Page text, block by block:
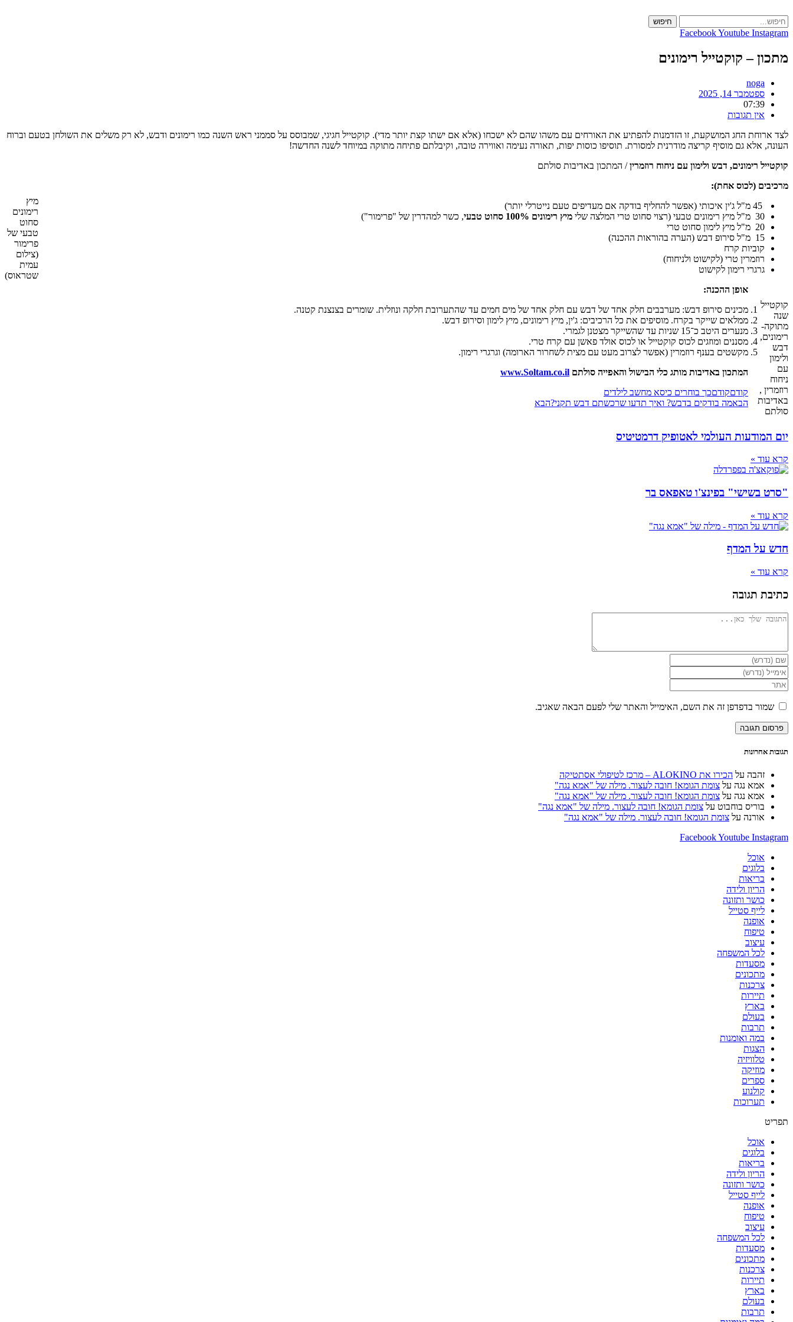
to
content
חיפוש
FacebookYoutube Instagram
מתכון – קוקטייל רימונים
noga
ספטמבר 14, 2025
07:39
אין תגובות
לצד ארוחת החג המושקעת, זו הזדמנות להפתיע את האורחים עם משהו שהם לא ישכחו (אלא אם ישתו קצת יותר מדי). קוקטייל חגיגי, שמבוסס על סממני ראש השנה כמו רימונים ודבש, לא רק משלים את השולחן בטעם וברוח
העונה, אלא גם מוסיף קריצה מודרנית למסורת. תוסיפו כוסות יפות, תאורה נעימה ואווירה טובה, וקיבלתם פתיחה מתוקה במיוחד לשנה החדשה!
קוקטייל רימונים, דבש ולימון עם ניחוח רוזמרין/ המתכון באדיבות סולתם
מיץ
רימונים
סחוט
טבעי של
פרימור
(צילום
עמית
שטראוס)
מרכיבים (לכוס אחת):
30 מ"ל מיץ רימונים טבעי (רצוי סחוט טרי המלצה שלי
מיץ רימונים 100% סחוט טבעי
, כשר למהדרין של "פרימור")
20 מ"ל מיץ לימון סחוט טרי
15 מ"ל סירופ דבש (הערה בהוראות ההכנה)
קוביות קרח
רוזמרין טרי (לקישוט ולניחוח)
גרגרי רימון לקישוט
קוקטייל
שנה
מתוקה-
רימונים,
דבש
ולימון
עם
ניחוח
רוזמרין ,
באדיבות
סולתם
אופן ההכנה:
מכינים סירופ דבש: מערבבים חלק אחד של דבש עם חלק אחד של מים חמים עד שהתערובת חלקה ונוזלית. שומרים בצנצנת קטנה.
ממלאים שייקר בקרח. מוסיפים את כל הרכיבים: ג'ין, מיץ רימונים, מיץ לימון וסירופ דבש.
מנערים היטב כ־15 שניות עד שהשייקר מצטנן לגמרי.
מסננים ומוזגים לכוס קוקטייל או לכוס אולד פאשן עם קרח טרי.
מקשטים בענף רוזמרין (אפשר לצרוב מעט עם מצית לשחרור הארומה) וגרגרי רימון.
המתכון באדיבות מותג כלי הבישול והאפייה סולתם www.Soltam.co.il
קודםקודםכך בוחרים כיסא מחשב לילדים
הבאמה בודקים בדבש? ואיך תדעו שרכשתם דבש תקני?הבא
יום המודעות העולמי לאטופיק דרמטיטיס
קרא עוד »
"סרט בשישי" בפינצ'ו טאפאס בר
קרא עוד »
חדש על המדף
קרא עוד »
כתיבת תגובה
להגיב
הזן
את
השם
שלך
או
שם
משתמש
כדי
הזן
את
כתובת
דואר
האלקטרוני
שלך
כדי
הזן
את
כתובת
האינטרנט
שלך
שמור בדפדפן זה את השם, האימייל והאתר שלי לפעם הבאה שאגיב.
תגובות אחרונות
זהבה על הכירו את ALOKINO – מרכז לטיפולי אסתטיקה
אמא נגה על צומת הגומא! חובה לעצור. מילה של "אמא נגה"
אמא נגה על צומת הגומא! חובה לעצור. מילה של "אמא נגה"
בוריס בוחבוט על צומת הגומא! חובה לעצור. מילה של "אמא נגה"
אורנה על צומת הגומא! חובה לעצור. מילה של "אמא נגה"
FacebookYoutube Instagram
אוכל
בלוגים
בריאות
הריון ולידה
כושר ותזונה
לייף סטייל
אופנה
טיפוח
עיצוב
לכל המשפחה
מסעדות
מתכונים
צרכנות
תיירות
בארץ
בעולם
תרבות
במה ואומנות
הצגות
טלוויזיה
מוזיקה
ספרים
קולנוע
תערוכות
תפריט
אוכל
בלוגים
בריאות
הריון ולידה
כושר ותזונה
לייף סטייל
אופנה
טיפוח
עיצוב
לכל המשפחה
מסעדות
מתכונים
צרכנות
תיירות
בארץ
בעולם
תרבות